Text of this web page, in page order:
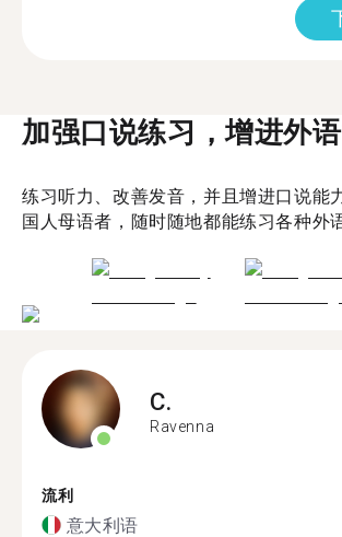
加强口说练习，增进外
练习听力、改善发音，并且增进口说能
国人母语者，随时随地都能练习各种外
C.
Ravenna
流利
意大利语